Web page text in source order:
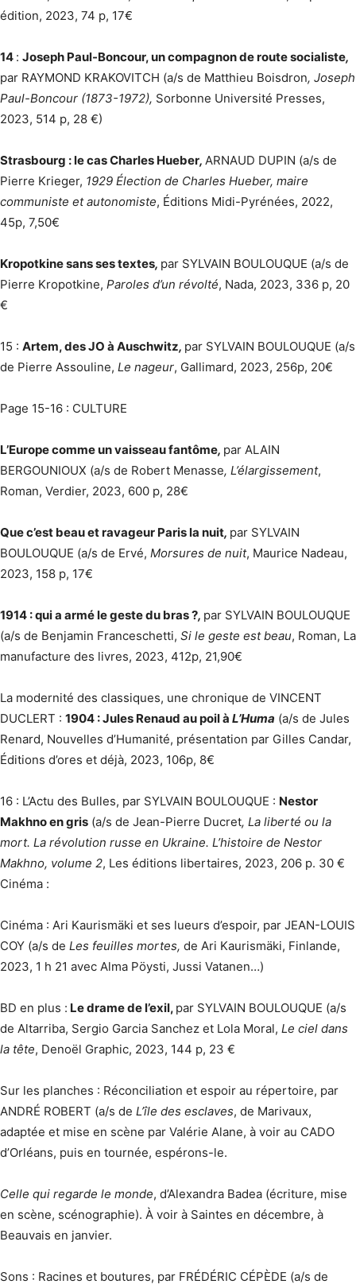
édition, 2023, 74 p, 17€
14 : Joseph Paul-Boncour, un compagnon de route socialiste,
par RAYMOND KRAKOVITCH (a/s de Matthieu Boisdron, Joseph
Paul-Boncour (1873-1972), Sorbonne Université Presses,
2023, 514 p, 28 €)
Strasbourg : le cas Charles Hueber, ARNAUD DUPIN (a/s de
Pierre Krieger, 1929 Élection de Charles Hueber, maire
communiste et autonomiste, Éditions Midi-Pyrénées, 2022,
45p, 7,50€
Kropotkine sans ses textes, par SYLVAIN BOULOUQUE (a/s de
Pierre Kropotkine, Paroles d’un révolté, Nada, 2023, 336 p, 20
€
15 : Artem, des JO à Auschwitz, par SYLVAIN BOULOUQUE (a/s
de Pierre Assouline, Le nageur, Gallimard, 2023, 256p, 20€
Page 15-16 : CULTURE
L’Europe comme un vaisseau fantôme, par ALAIN
BERGOUNIOUX (a/s de Robert Menasse, L’élargissement,
Roman, Verdier, 2023, 600 p, 28€
Que c’est beau et ravageur Paris la nuit, par SYLVAIN
BOULOUQUE (a/s de Ervé, Morsures de nuit, Maurice Nadeau,
2023, 158 p, 17€
1914 : qui a armé le geste du bras ?, par SYLVAIN BOULOUQUE
(a/s de Benjamin Franceschetti, Si le geste est beau, Roman, La
manufacture des livres, 2023, 412p, 21,90€
La modernité des classiques, une chronique de VINCENT
DUCLERT : 1904 : Jules Renaud au poil à L’Huma (a/s de Jules
Renard, Nouvelles d’Humanité, présentation par Gilles Candar,
Éditions d’ores et déjà, 2023, 106p, 8€
16 : L’Actu des Bulles, par SYLVAIN BOULOUQUE : Nestor
Makhno en gris (a/s de Jean-Pierre Ducret, La liberté ou la
mort. La révolution russe en Ukraine. L’histoire de Nestor
Makhno, volume 2, Les éditions libertaires, 2023, 206 p. 30 €
Cinéma :
Cinéma : Ari Kaurismäki et ses lueurs d’espoir, par JEAN-LOUIS
COY (a/s de Les feuilles mortes, de Ari Kaurismäki, Finlande,
2023, 1 h 21 avec Alma Pöysti, Jussi Vatanen…)
BD en plus : Le drame de l’exil, par SYLVAIN BOULOUQUE (a/s
de Altarriba, Sergio Garcia Sanchez et Lola Moral, Le ciel dans
la tête, Denoël Graphic, 2023, 144 p, 23 €
Sur les planches : Réconciliation et espoir au répertoire, par
ANDRÉ ROBERT (a/s de L’île des esclaves, de Marivaux,
adaptée et mise en scène par Valérie Alane, à voir au CADO
d’Orléans, puis en tournée, espérons-le.
Celle qui regarde le monde, d’Alexandra Badea (écriture, mise
en scène, scénographie). À voir à Saintes en décembre, à
Beauvais en janvier.
Sons : Racines et boutures, par FRÉDÉRIC CÉPÈDE (a/s de